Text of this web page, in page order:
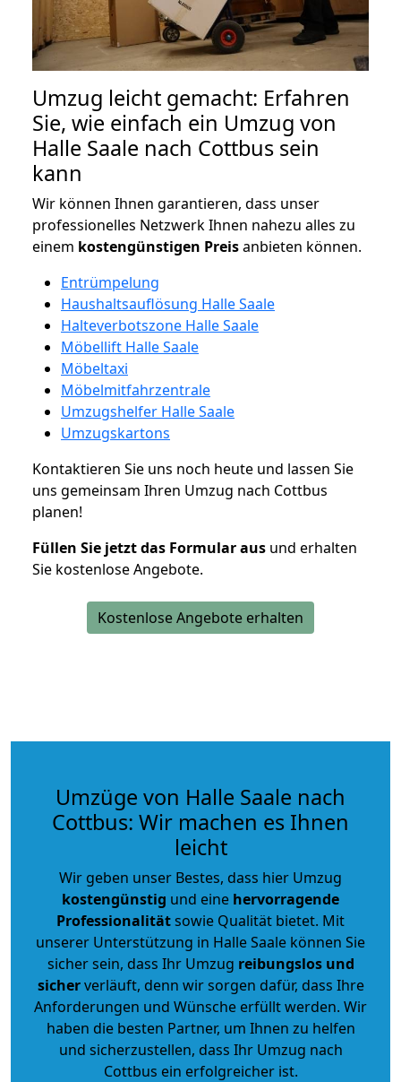
Umzug leicht gemacht: Erfahren
Sie, wie einfach ein Umzug von
Halle Saale nach Cottbus sein
kann
Wir können Ihnen garantieren, dass unser
professionelles Netzwerk Ihnen nahezu alles zu
einem kostengünstigen Preisanbieten können.
Entrümpelung
Haushaltsauflösung Halle Saale
Halteverbotszone Halle Saale
Möbellift Halle Saale
Möbeltaxi
Möbelmitfahrzentrale
Umzugshelfer Halle Saale
Umzugskartons
Kontaktieren Sie uns noch heute und lassen Sie
uns gemeinsam Ihren Umzug nach Cottbus
planen!
Füllen Sie jetzt das Formular aus und erhalten
Sie kostenlose Angebote.
Kostenlose Angebote erhalten
Umzüge von Halle Saale nach
Cottbus: Wir machen es Ihnen
leicht
Wir geben unser Bestes, dass hier Umzug
kostengünstig und eine hervorragende
Professionalitätsowie Qualität bietet. Mit
unserer Unterstützung in Halle Saale können Sie
sicher sein, dass Ihr Umzug reibungslos und
sicherverläuft, denn wir sorgen dafür, dass Ihre
Anforderungen und Wünsche erfüllt werden. Wir
haben die besten Partner, um Ihnen zu helfen
und sicherzustellen, dass Ihr Umzug nach
Cottbus ein erfolgreicher ist.